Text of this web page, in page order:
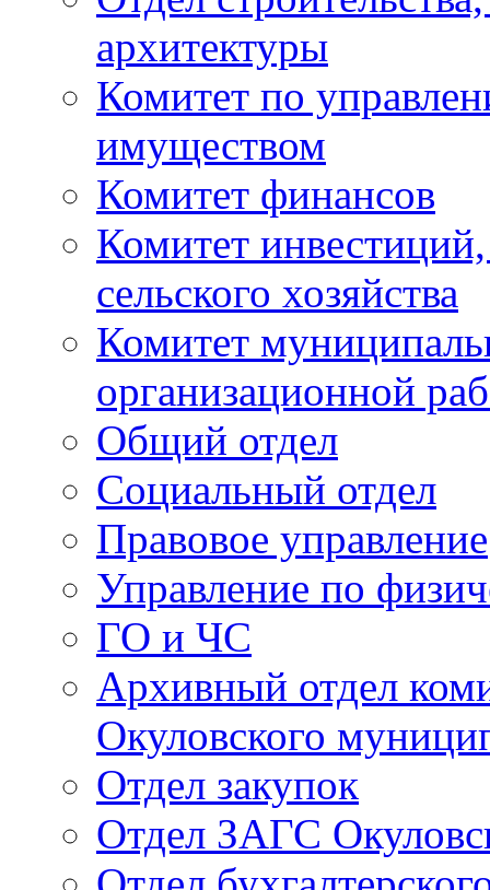
архитектуры
Комитет по
имуществом
Комитет финансов
Комитет
сельского хозяйства
Комитет
организационной
Общий отдел
Социальный отдел
Правовое управление
Управление по
ГО и ЧС
Архивный отдел
Окуловского
Отдел закупок
Отдел ЗАГС